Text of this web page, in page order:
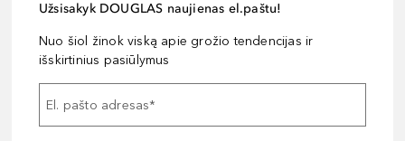
Užsisakyk DOUGLAS naujienas el.paštu!
Nuo šiol žinok viską apie grožio tendencijas ir
išskirtinius pasiūlymus
El. pašto adresas*